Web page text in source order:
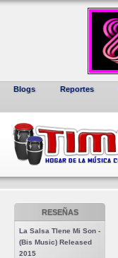
Blogs Reportes
RESEÑAS
La Salsa TIene Mi Son -
(Bis Music) Released
2015